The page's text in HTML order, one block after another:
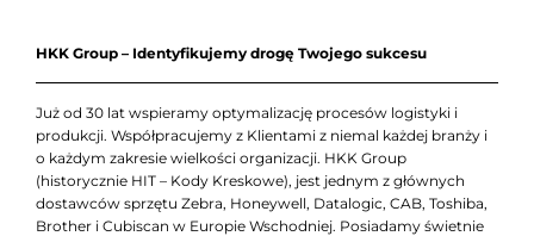
HKK Group – Identyfikujemy drogę Twojego sukcesu
Już od 30 lat wspieramy optymalizację procesów logistyki i
produkcji. Współpracujemy z Klientami z niemal każdej branży i
o każdym zakresie wielkości organizacji. HKK Group
(historycznie HIT – Kody Kreskowe), jest jednym z głównych
dostawców sprzętu Zebra, Honeywell, Datalogic, CAB, Toshiba,
Brother i Cubiscan w Europie Wschodniej. Posiadamy świetnie